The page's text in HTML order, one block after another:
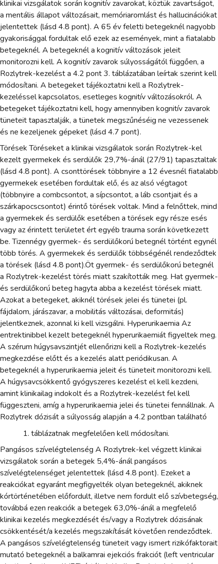
klinikai vizsgálatok során kognitív zavarokat, köztük zavartságot,
a mentális állapot változásait, memóriaromlást és hallucinációkat
jelentettek (lásd 4.8 pont). A 65 év feletti betegeknél nagyobb
gyakorisággal fordultak elő ezek az események, mint a fiatalabb
betegeknél. A betegeknél a kognitív változások jeleit
monitorozni kell. A kognitív zavarok súlyosságától függően, a
Rozlytrek-kezelést a 4.2 pont 3. táblázatában leírtak szerint kell
módosítani. A betegeket tájékoztatni kell a Rozlytrek-
kezeléssel kapcsolatos, esetleges kognitív változásokról. A
betegeket tájékoztatni kell, hogy amennyiben kognitív zavarok
tüneteit tapasztalják, a tünetek megszűnéséig ne vezessenek
és ne kezeljenek gépeket (lásd 4.7 pont).
Törések Töréseket a klinikai vizsgálatok során Rozlytrek-kel
kezelt gyermekek és serdülők 29,7%-ánál (27/91) tapasztaltak
(lásd 4.8 pont). A csonttörések többnyire a 12 évesnél fiatalabb
gyermekek esetében fordultak elő, és az alsó végtagot
(többnyire a combcsontot, a sípcsontot, a láb csontjait és a
szárkapocscsontot) érintő törések voltak. Mind a felnőttek, mind
a gyermekek és serdülők esetében a törések egy része esés
vagy az érintett területet ért egyéb trauma során következett
be. Tizennégy gyermek- és serdülőkorú betegnél történt egynél
több törés. A gyermekek és serdülők többségénél rendeződtek
a törések (lásd 4.8 pont).Öt gyermek- és serdülőkorú betegnél
a Rozlytrek-kezelést törés miatt szakították meg. Hat gyermek-
és serdülőkorú beteg hagyta abba a kezelést törések miatt.
Azokat a betegeket, akiknél törések jelei és tünetei (pl.
fájdalom, járászavar, a mobilitás változásai, deformitás)
jelentkeznek, azonnal ki kell vizsgálni. Hyperurikaemia Az
entrektinibbel kezelt betegeknél hyperurikaemiát figyeltek meg.
A szérum húgysavszintjét ellenőrizni kell a Rozlytrek-kezelés
megkezdése előtt és a kezelés alatt periódikusan. A
betegeknél a hyperurikaemia jeleit és tüneteit monitorozni kell.
A húgysavcsökkentő gyógyszeres kezelést el kell kezdeni,
amint klinikailag indokolt és a Rozlytrek-kezelést fel kell
függeszteni, amíg a hyperurikaemia jelei és tünetei fennállnak. A
Rozlytrek dózisát a súlyosság alapján a 4.2 pontban található
táblázatnak megfelelően kell módosítani.
Pangásos szívelégtelenség A Rozlytrek-kel végzett klinikai
vizsgálatok során a betegek 5,4%-ánál pangásos
szívelégtelenséget jelentettek (lásd 4.8 pont). Ezeket a
reakciókat egyaránt megfigyelték olyan betegeknél, akiknek
kórtörténetében előfordult, illetve nem fordult elő szívbetegség,
továbbá ezen reakciók a betegek 63,0%-ánál a megfelelő
klinikai kezelés megkezdését és/vagy a Rozlytrek dózisának
csökkentését/a kezelés megszakítását követően rendeződtek.
A pangásos szívelégtelenség tüneteit vagy ismert rizikófaktorait
mutató betegeknél a balkamrai ejekciós frakciót (left ventricular